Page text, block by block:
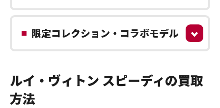
限定コレクション・コラボモデル
ルイ・ヴィトン スピーディの買取
方法